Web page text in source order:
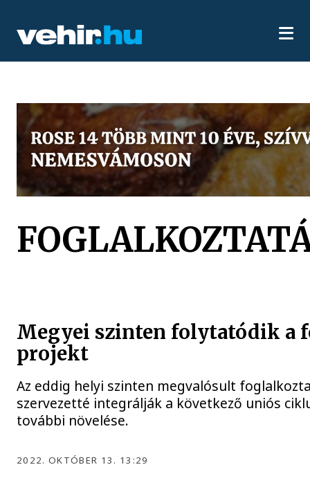
Megyei szinten folytatódik a
projekt
Az eddig helyi szinten megvalósult
szervezetté integrálják a következő uniós
további növelése.
2022. OKTÓBER 13. 13:29